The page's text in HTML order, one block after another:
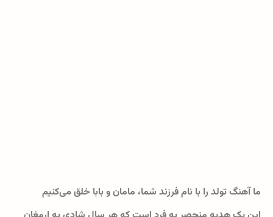
ما آهنگ تولد را با نام فرزند شما، مامان و بابا خلق می‌کنیم